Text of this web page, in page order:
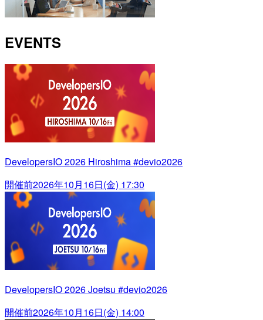
EVENTS
DevelopersIO 2026 Hiroshima #devio2026
開催前2026年10月16日(金) 17:30
DevelopersIO 2026 Joetsu #devio2026
開催前2026年10月16日(金) 14:00